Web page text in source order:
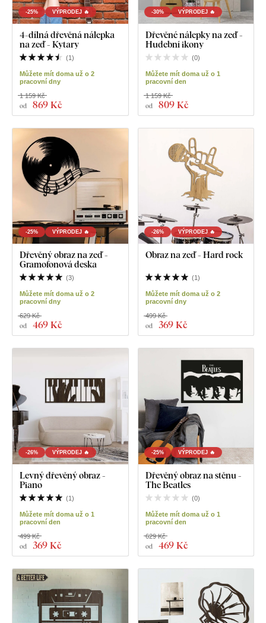
-25% VÝPRODEJ 🔥
4-dílná dřevěná nálepka
na zeď - Kytary
(1)
Můžete mít doma už o 2
pracovní dny
od 869 Kč
1 159 Kč
-30% VÝPRODEJ 🔥
Dřevěné nálepky na zeď -
Hudební ikony
(0)
Můžete mít doma už o 1
pracovní den
od 809 Kč
1 159 Kč
-25% VÝPRODEJ 🔥
Dřevěný obraz na zeď -
Gramofonová deska
(3)
Můžete mít doma už o 2
pracovní dny
od 469 Kč
629 Kč
-26% VÝPRODEJ 🔥
Obraz na zeď - Hard rock
(1 )
Můžete mít doma už o 2
pracovní dny
od 369 Kč
499 Kč
-26% VÝPRODEJ 🔥
Levný dřevěný obraz -
Piano
(1)
Můžete mít doma už o 1
pracovní den
od 369 Kč
499 Kč
-25% VÝPRODEJ 🔥
Dřevěný obraz na stěnu -
The Beatles
(0)
Můžete mít doma už o 1
pracovní den
od 469 Kč
629 Kč